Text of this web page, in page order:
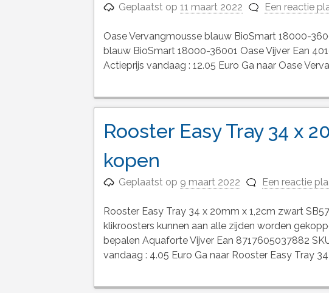
Geplaatst op11 maart 2022 Een reactie
Oase Vervangmousse blauw BioSmart 18000-
blauw BioSmart 18000-36001 Oase Vijver Ean
Actieprijs vandaag : 12.05 Euro Ga naar Oase
Rooster Easy Tray 34 x
kopen
Geplaatst op 9 maart 2022 Een reactie
Rooster Easy Tray 34 x 20mm x 1,2cm zwart
klikroosters kunnen aan alle zijden worden
bepalen Aquaforte Vijver Ean 8717605037882
vandaag : 4.05 Euro Ga naar Rooster Easy Tray